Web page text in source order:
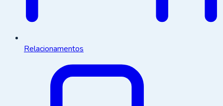
Relacionamentos